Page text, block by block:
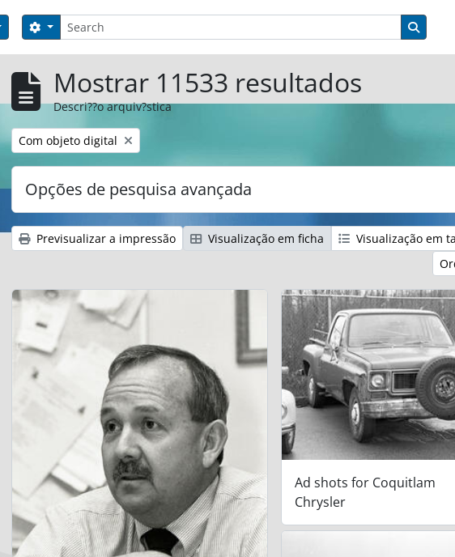
Pesquisar
Opções de busca
Mostrar 11533 resultados
Descri??o arquiv?stica
Remover filtro:
Com objeto digital
Opções de pesquisa avançada
Previsualizar a impressão Visualização em ficha
Visualização em
Ad shots for Coquitlam
Chrysler